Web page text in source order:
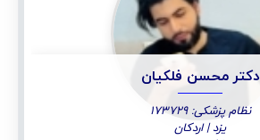
دکتر محسن فلکیان
نظام پزشکی: 173729
یزد | اردکان